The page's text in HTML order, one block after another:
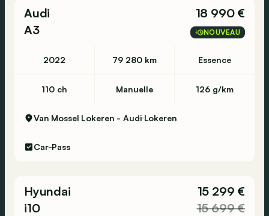
Audi
A3
18 990 €
NOUVEAU
2022 79 280 km Essence
110 ch Manuelle 126 g/km
Van Mossel Lokeren - Audi Lokeren
Car-Pass
Hyundai
i10
15 299 €
15 699 €